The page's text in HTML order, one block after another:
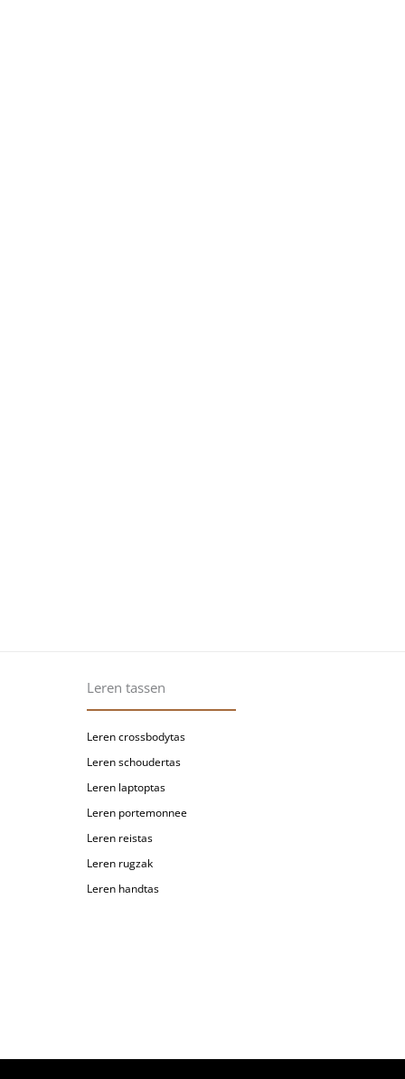
Leren tassen
Leren crossbodytas
Leren schoudertas
Leren laptoptas
Leren portemonnee
Leren reistas
Leren rugzak
Leren handtas